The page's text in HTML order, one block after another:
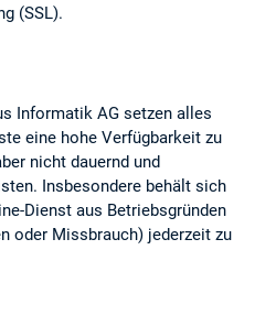
(SSL).
Informatik AG setzen alles
eine hohe Verfügbarkeit zu
nicht dauernd und
Insbesondere behält sich
Dienst aus Betriebsgründen
oder Missbrauch) jederzeit zu